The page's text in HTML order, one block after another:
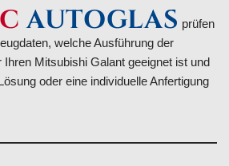
AUTOGLAS prüfen
welche Ausführung der
Mitsubishi Galant geeignet ist und
oder eine individuelle Anfertigung